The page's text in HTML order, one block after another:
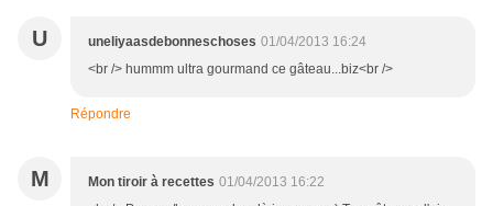
U uneliyaasdebonneschoses 01/04/2013 16:24
<br /> hummm ultra gourmand ce gâteau...biz<br />
Répondre
M Mon tiroir à recettes 01/04/2013 16:22